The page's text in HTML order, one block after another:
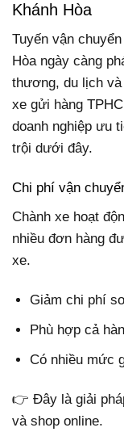
Khánh Hòa
Tuyến vận
Hòa ngày càng
thương, du lịch
xe gửi hàng
doanh nghiệp ưu
trội dưới đây.
Chi phí vận
Chành xe hoạt
nhiều đơn hàng
xe.
Giảm chi phí
Phù hợp cả
Có nhiều mức
👉 Đây là giải
và shop online.